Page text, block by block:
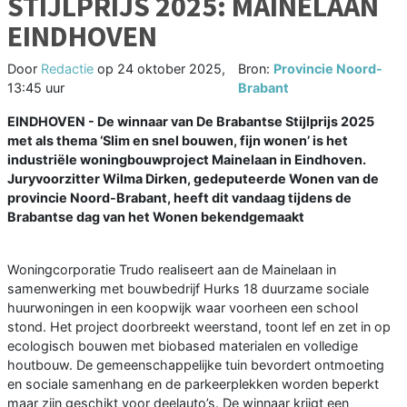
EINDHOVEN
Door Redactie op 24 oktober 2025,
13:45 uur
Bron: Provincie Noord-
Brabant
EINDHOVEN - De winnaar van De Brabantse Stijlprijs 2025
met als thema ‘Slim en snel bouwen, fijn wonen’ is het
industriële woningbouwproject Mainelaan in Eindhoven.
Juryvoorzitter Wilma Dirken, gedeputeerde Wonen van de
provincie Noord-Brabant, heeft dit vandaag tijdens de
Brabantse dag van het Wonen bekendgemaakt
Woningcorporatie Trudo realiseert aan de Mainelaan in
samenwerking met bouwbedrijf Hurks 18 duurzame sociale
huurwoningen in een koopwijk waar voorheen een school
stond. Het project doorbreekt weerstand, toont lef en zet in op
ecologisch bouwen met biobased materialen en volledige
houtbouw. De gemeenschappelijke tuin bevordert ontmoeting
en sociale samenhang en de parkeerplekken worden beperkt
maar zijn geschikt voor deelauto’s. De winnaar krijgt een